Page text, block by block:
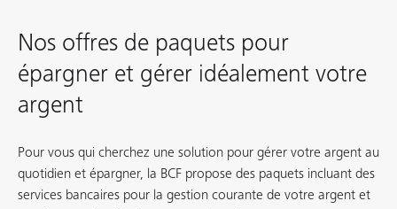
Nos offres de paquets pour
épargner et gérer idéalement votre
argent
Pour vous qui cherchez une solution pour gérer votre argent au
quotidien et épargner, la BCF propose des paquets incluant des
services bancaires pour la gestion courante de votre argent et